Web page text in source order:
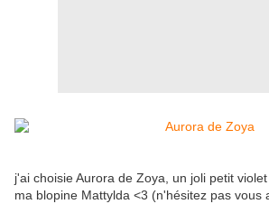
j'ai choisie Aurora de Zoya, un joli petit
ma blopine Mattylda <3 (n'hésitez pas